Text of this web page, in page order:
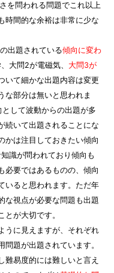
を問われる問題でこれ以上
時間的な余裕は非常に少な
出題されている傾向に変わ
大問2が電磁気、 大問3が
いて細かな出題内容は変更
な部分は無いと思われま
して波動からの出題が多
続いて出題されることにな
かは注目しておきたい傾向
識が問われており傾向も
必要ではあるものの、傾向
いると思われます。ただ年
な視点が必要な問題も出題
が大切です。
うに見えますが、それぞれ
題が出題されています。
難易度的には難しいと言え